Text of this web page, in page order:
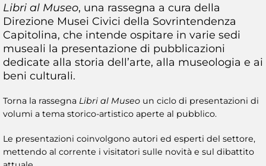
Libri al Museo, una rassegna a cura della
Direzione Musei Civici della Sovrintendenza
Capitolina, che intende ospitare in varie sedi
museali la presentazione di pubblicazioni
dedicate alla storia dell’arte, alla museologia e ai
beni culturali.
Torna la rassegna Libri al Museo un ciclo di presentazioni di
volumi a tema storico-artistico aperte al pubblico.
Le presentazioni coinvolgono autori ed esperti del settore,
mettendo al corrente i visitatori sulle novità e sul dibattito